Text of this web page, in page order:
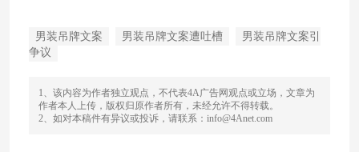
男装吊牌文案 男装吊牌文案遭吐槽
男装吊牌文案引
争议
1、该内容为作者独立观点，不代表4A广告网观点或立场，文章为
作者本人上传，版权归原作者所有，未经允许不得转载。
2、如对本稿件有异议或投诉，请联系：info@4Anet.com